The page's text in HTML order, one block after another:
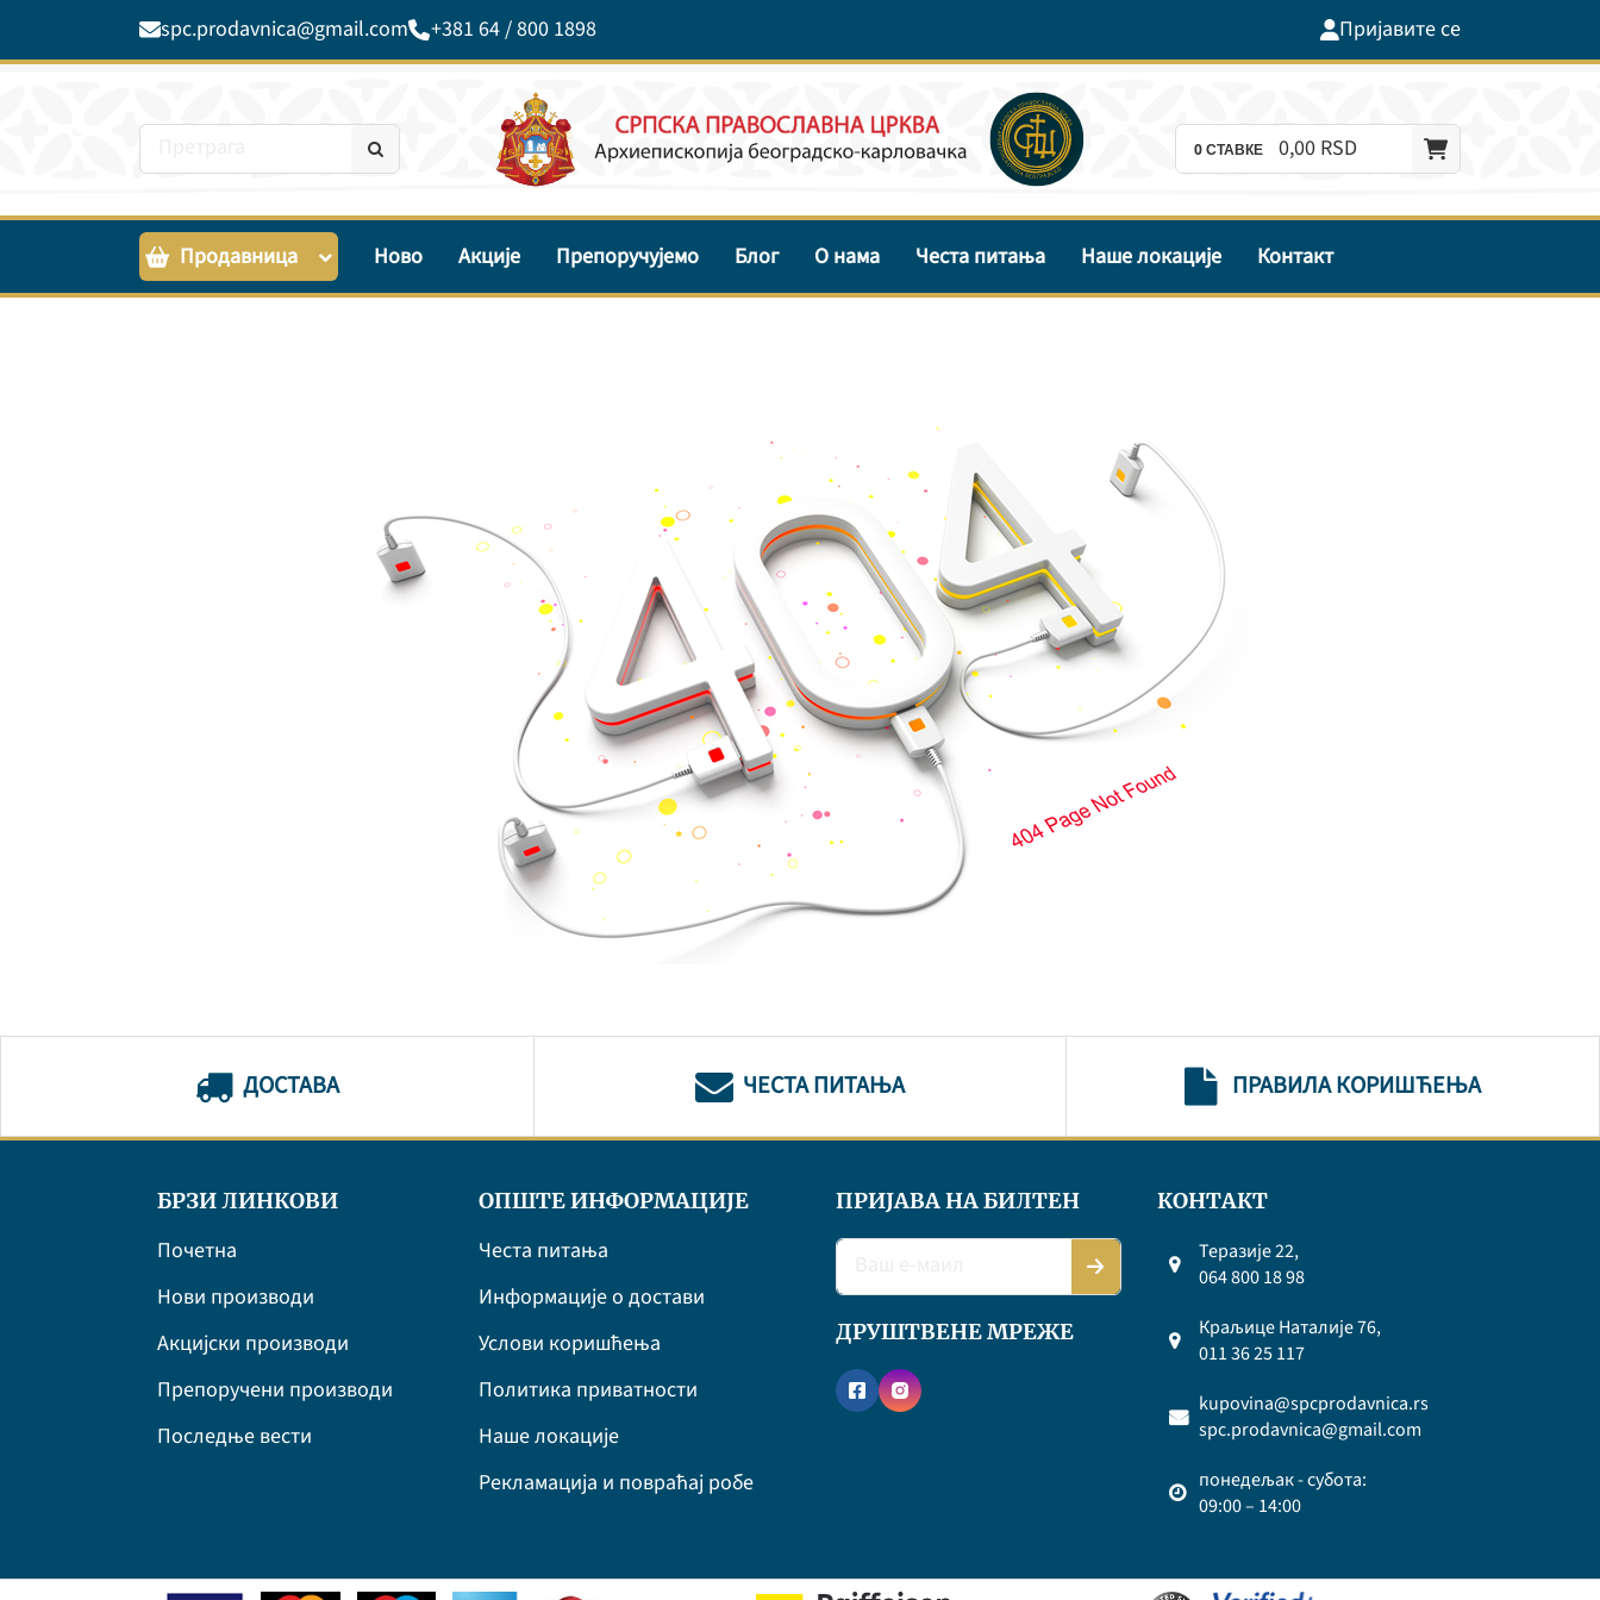
spc.prodavnica@gmail.com +381 64 / 800 1898 Пријавите се
0СТАВКЕ 0,00 RSD
Продавница Ново Акције Препоручујемо Блог О нама Честа питања Наше локације Контакт
ДОСТАВА ЧЕСТА ПИТАЊА ПРАВИЛА КОРИШЋЕЊА
БРЗИ ЛИНКОВИ
Почетна
Нови производи
Акцијски производи
Препоручени производи
Последње вести
ОПШТЕ ИНФОРМАЦИЈЕ
Честа питања
Информације о достави
Услови коришћења
Политика приватности
Наше локације
Рекламација и повраћај робе
ПРИЈАВА НА БИЛТЕН
ДРУШТВЕНЕ МРЕЖЕ
КОНТАКТ
Теразије 22,
064 800 18 98
Краљице Наталије 76,
011 36 25 117
kupovina@spcprodavnica.rs
spc.prodavnica@gmail.com
понедељак - субота:
09:00 – 14:00